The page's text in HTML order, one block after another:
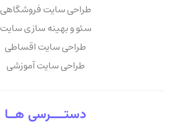
طراحی سایت فروشگاهی
سئو و بهینه سازی سایت
طراحی سایت اقساطی
طراحی سایت آموزشی
دستــــرسی هــا